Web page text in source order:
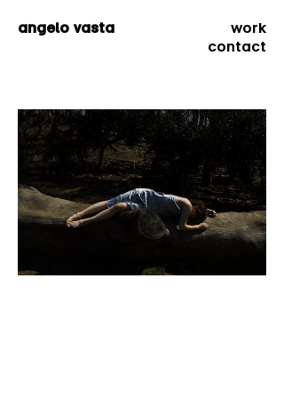
angelo vasta work
contact